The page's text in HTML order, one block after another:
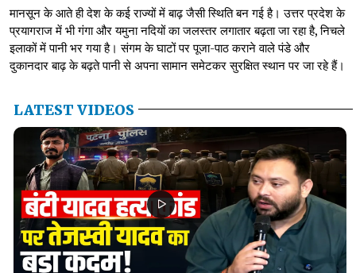
मानसून के आते ही देश के कई राज्यों में बाढ़ जैसी स्थिति बन गई है। उत्तर प्रदेश के
प्रयागराज में भी गंगा और यमुना नदियों का जलस्तर लगातार बढ़ता जा रहा है, निचले
इलाकों में पानी भर गया है। संगम के घाटों पर पूजा-पाठ कराने वाले पंडे और
दुकानदार बाढ़ के बढ़ते पानी से अपना सामान समेटकर सुरक्षित स्थान पर जा रहे हैं।
LATEST VIDEOS